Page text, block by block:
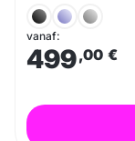
vanaf:
499,00 €